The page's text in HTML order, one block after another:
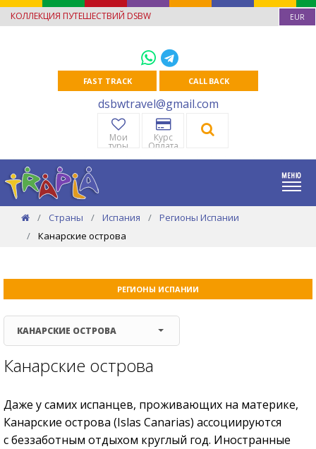
КОЛЛЕКЦИЯ ПУТЕШЕСТВИЙ DSBW EUR
FAST TRACK CALL BACK
dsbwtravel@gmail.com
Мои
туры
Курс
Оплата
Страны Испания
Регионы Испании
Канарские острова
РЕГИОНЫ ИСПАНИИ
КАНАРСКИЕ ОСТРОВА
Канарские острова
Даже у самих испанцев, проживающих на материке,
Канарские острова (Islas Canarias) ассоциируются
с беззаботным отдыхом круглый год. Иностранные